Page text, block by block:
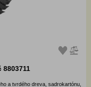
a tvrdého dreva, sadrokartónu,